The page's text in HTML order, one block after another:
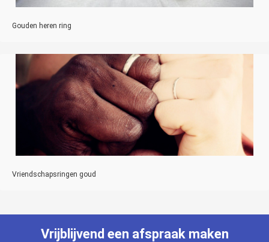
Gouden heren ring
Vriendschapsringen goud
Vrijblijvend een afspraak maken